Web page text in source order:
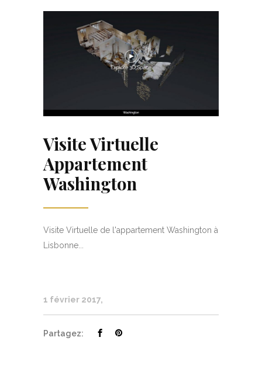
Visite Virtuelle
Appartement
Washington
Visite Virtuelle de l'appartement Washington à
Lisbonne...
1 février 2017
Partagez: